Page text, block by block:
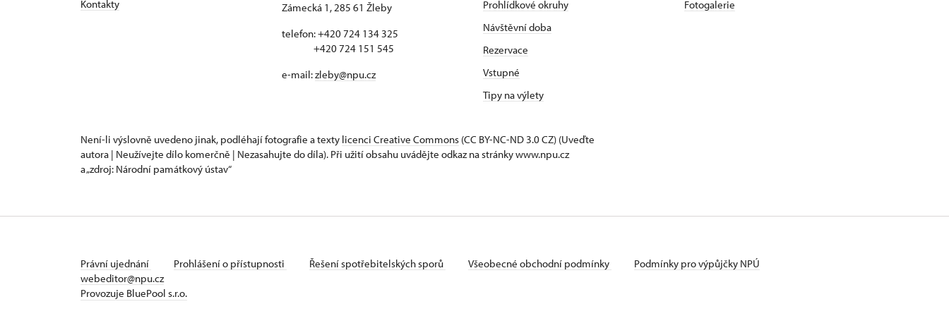
Kontakty
Zámecká 1, 285 61 Žleby
telefon: +420 724 134 325
+420 724 151 545
e-mail:zleby@npu.cz
Prohlídkové okruhy
Návštěvní doba
Rezervace
Vstupné
Tipy na výlety
Fotogalerie
Není-li výslovně uvedeno jinak, podléhají fotografie a texty licenci Creative Commons (CC BY-NC-ND 3.0 CZ) (Uveďte
autora | Neužívejte dílo komerčně | Nezasahujte do díla). Při užití obsahu uvádějte odkaz na stránky www.npu.cz
a „zdroj: Národní památkový ústav“
Právní ujednání Prohlášení o přístupnosti Řešení spotřebitelských sporů Všeobecné obchodní podmínky
Podmínky pro výpůjčky NPÚ
webeditor@npu.cz
Provozuje BluePool s.r.o.